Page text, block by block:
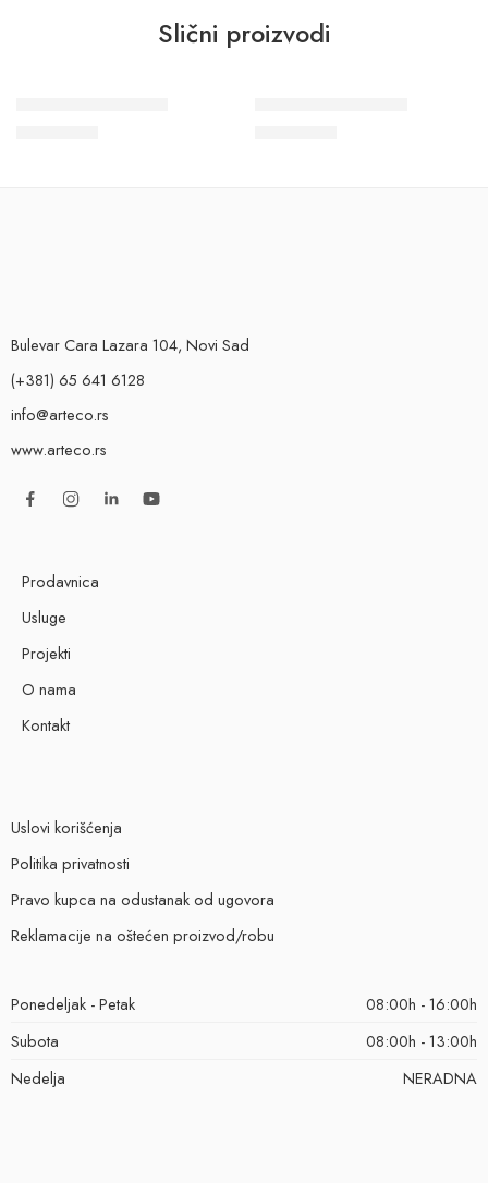
Slični proizvodi
Bulevar Cara Lazara 104, Novi Sad
(+381) 65 641 6128
info@arteco.rs
www.arteco.rs
Prodavnica
Usluge
Projekti
O nama
Kontakt
Uslovi korišćenja
Politika privatnosti
Pravo kupca na odustanak od ugovora
Reklamacije na oštećen proizvod/robu
Ponedeljak - Petak
08:00h - 16:00h
Subota
08:00h - 13:00h
Nedelja
NERADNA